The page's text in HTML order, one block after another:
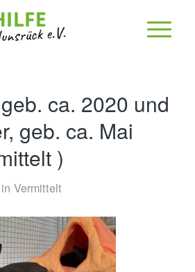
ca. 2020 und
geb. ca. Mai
)
in Vermittelt